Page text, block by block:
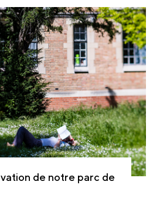
de notre parc de